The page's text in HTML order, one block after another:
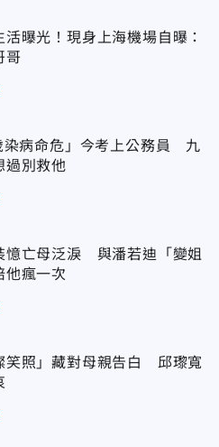
活曝光！現身上海機場自曝：
哥
染病命危」今考上公務員 九
過別救他
憶亡母泛淚 與潘若迪「變姐
他瘋一次
笑照」藏對母親告白 邱瓈寬